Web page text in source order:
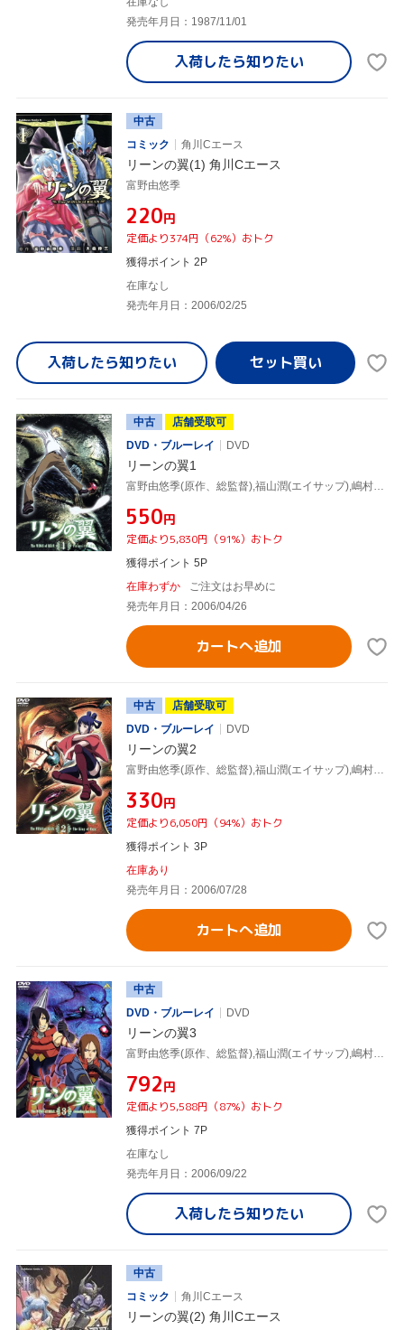
発売年月日：1987/11/01
入荷したら知りたい
中古
コミック
角川Cエース
リーンの翼(1) 角川Cエース
富野由悠季
¥220円
定価より374円（62%）おトク
獲得ポイント 2P
在庫なし
発売年月日：2006/02/25
入荷したら知りたい
中古
店舗受取可
DVD・ブルーレイ
DVD
リーンの翼1
富野由悠季(原作、総監督),福山潤(エイサップ),嶋村侑(リュクス)
¥550円
定価より5,830円（91%）おトク
獲得ポイント 5P
在庫わずか
ご注文はお早めに
発売年月日：2006/04/26
カートへ追加
中古
店舗受取可
DVD・ブルーレイ
DVD
リーンの翼2
富野由悠季(原作、総監督),福山潤(エイサップ),嶋村侑(リュクス)
¥330円
定価より6,050円（94%）おトク
獲得ポイント 3P
在庫あり
発売年月日：2006/07/28
カートへ追加
中古
DVD・ブルーレイ
DVD
リーンの翼3
富野由悠季(原作、総監督),福山潤(エイサップ),嶋村侑(リュクス)
¥792円
定価より5,588円（87%）おトク
獲得ポイント 7P
在庫なし
発売年月日：2006/09/22
入荷したら知りたい
中古
コミック
角川Cエース
リーンの翼(2) 角川Cエース